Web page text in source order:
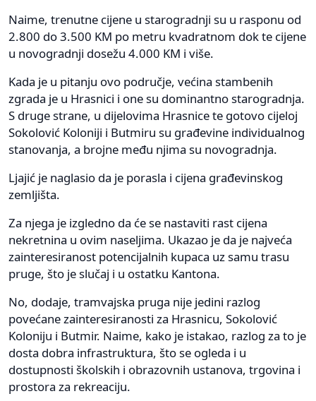
Naime, trenutne cijene u starogradnji su u rasponu od
2.800 do 3.500 KM po metru kvadratnom dok te cijene
u novogradnji dosežu 4.000 KM i više.
Kada je u pitanju ovo područje, većina stambenih
zgrada je u Hrasnici i one su dominantno starogradnja.
S druge strane, u dijelovima Hrasnice te gotovo cijeloj
Sokolović Koloniji i Butmiru su građevine individualnog
stanovanja, a brojne među njima su novogradnja.
Ljajić je naglasio da je porasla i cijena građevinskog
zemljišta.
Za njega je izgledno da će se nastaviti rast cijena
nekretnina u ovim naseljima. Ukazao je da je najveća
zainteresiranost potencijalnih kupaca uz samu trasu
pruge, što je slučaj i u ostatku Kantona.
No, dodaje, tramvajska pruga nije jedini razlog
povećane zainteresiranosti za Hrasnicu, Sokolović
Koloniju i Butmir. Naime, kako je istakao, razlog za to je
dosta dobra infrastruktura, što se ogleda i u
dostupnosti školskih i obrazovnih ustanova, trgovina i
prostora za rekreaciju.